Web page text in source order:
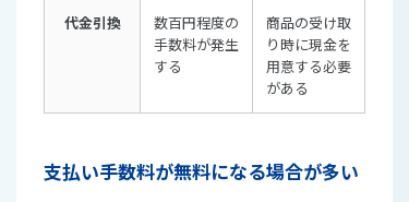
代金引換
数百円程度の
手数料が発生
する
商品の受け取
り時に現金を
用意する必要
がある
支払い手数料が無料になる場合が多い